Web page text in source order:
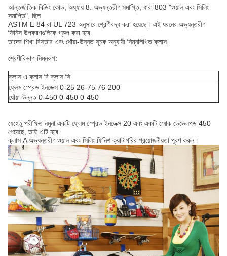
আন্তর্জাতিক বিল্ডিং কোড, অধ্যায় 8. অভ্যন্তরীণ সমাপ্তি, ধারা 803 "ওয়াল এবং সিলিং
সমাপ্তি", ছিল
ASTM E 84 বা UL 723 অনুসারে শ্রেণীবদ্ধ করা হয়েছে। এই ধরনের অভ্যন্তরীণ
ফিনিস উপকরণগুলিকে গ্রুপ করা হবে
তাদের শিখা বিস্তার এবং ধোঁয়া-উন্নত সূচক অনুযায়ী নিম্নলিখিত ক্লাস.
শ্রেণীবিভাগ নিম্নরূপ:
ক্লাস এ ক্লাস বি ক্লাস সি
ফ্লেম স্প্রেড ইনডেক্স 0-25 26-75 76-200
ধোঁয়া-উন্নত 0-450 0-450 0-450
যেহেতু পরীক্ষিত নমুনা একটি ফ্লেম স্প্রেড ইনডেক্স 20 এবং একটি স্মোক ডেভেলপড 450
পেয়েছে, তাই এটি হবে
ক্লাস A অভ্যন্তরীণ ওয়াল এবং সিলিং ফিনিশ ক্যাটাগরির প্রয়োজনীয়তা পূরণ করুন।